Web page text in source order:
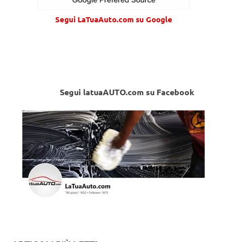
Segui LaTuaAuto.com su Google
Segui latuaAUTO.com su Facebook